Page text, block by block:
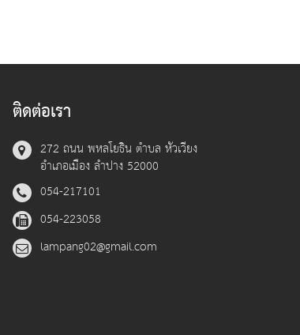
ติดต่อเรา
272 ถนน พหลโยธิน ตำบล หัวเวียง
อำเภอเมือง ลำปาง 52000
054-217101
054-223058
lampang02@gmail.com